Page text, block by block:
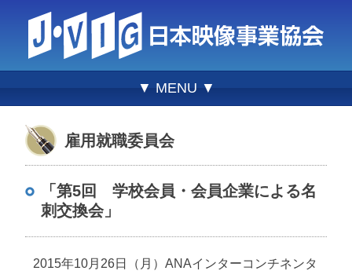
▼ MENU ▼
雇用就職委員会
「第5回 学校会員・会員企業による名
刺交換会」
2015年10月26日（月）ANAインターコンチネンタ